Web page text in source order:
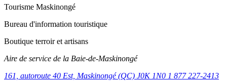
Tourisme Maskinongé
Bureau d'information touristique
Boutique terroir et artisans
Aire de service de la Baie-de-Maskinongé
161, autoroute 40 Est, Maskinongé (QC) J0K 1N0 1 877 227-2413